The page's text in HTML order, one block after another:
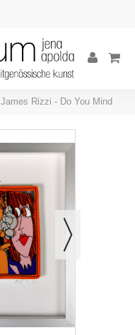
James Rizzi - Do You Mind